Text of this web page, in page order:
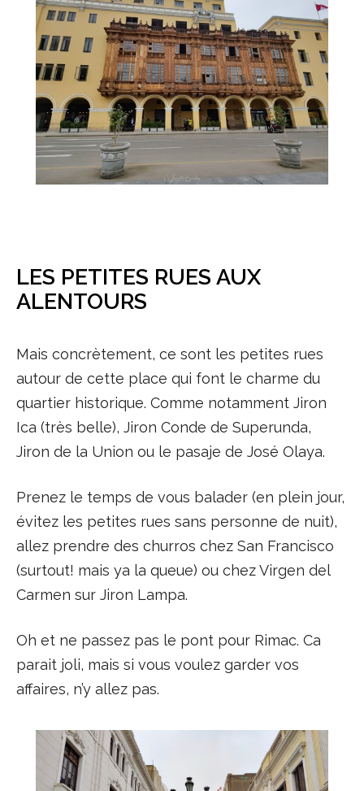
LES PETITES RUES AUX
ALENTOURS
Mais concrètement, ce sont les petites rues
autour de cette place qui font le charme du
quartier historique. Comme notamment Jiron
Ica (très belle), Jiron Conde de Superunda,
Jiron de la Union ou le pasaje de José Olaya.
Prenez le temps de vous balader (en plein jour,
évitez les petites rues sans personne de nuit),
allez prendre des churros chez San Francisco
(surtout! mais ya la queue) ou chez Virgen del
Carmen sur Jiron Lampa.
Oh et ne passez pas le pont pour Rimac. Ca
parait joli, mais si vous voulez garder vos
affaires, n’y allez pas.